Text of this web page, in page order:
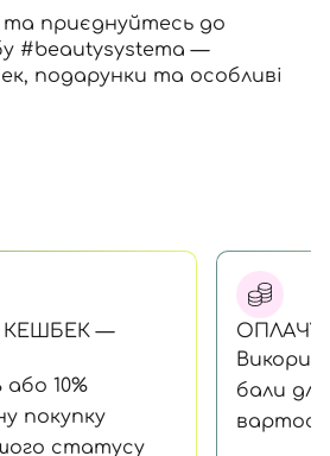
приєднуйтесь до
#beautysystema —
подарунки та особливі
—
10%
покупку
статусу
бали